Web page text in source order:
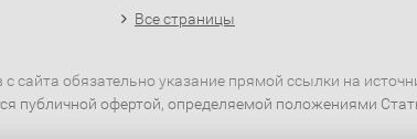
Все страницы
сайта обязательно указание прямой ссылки на
публичной офертой, определяемой положениями